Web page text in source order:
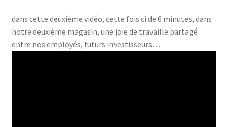
dans cette deuxième vidéo, cette fois ci de 6 minutes, dans
notre deuxième magasin, une joie de travaille partagé
entre nos employés, futurs investisseurs…